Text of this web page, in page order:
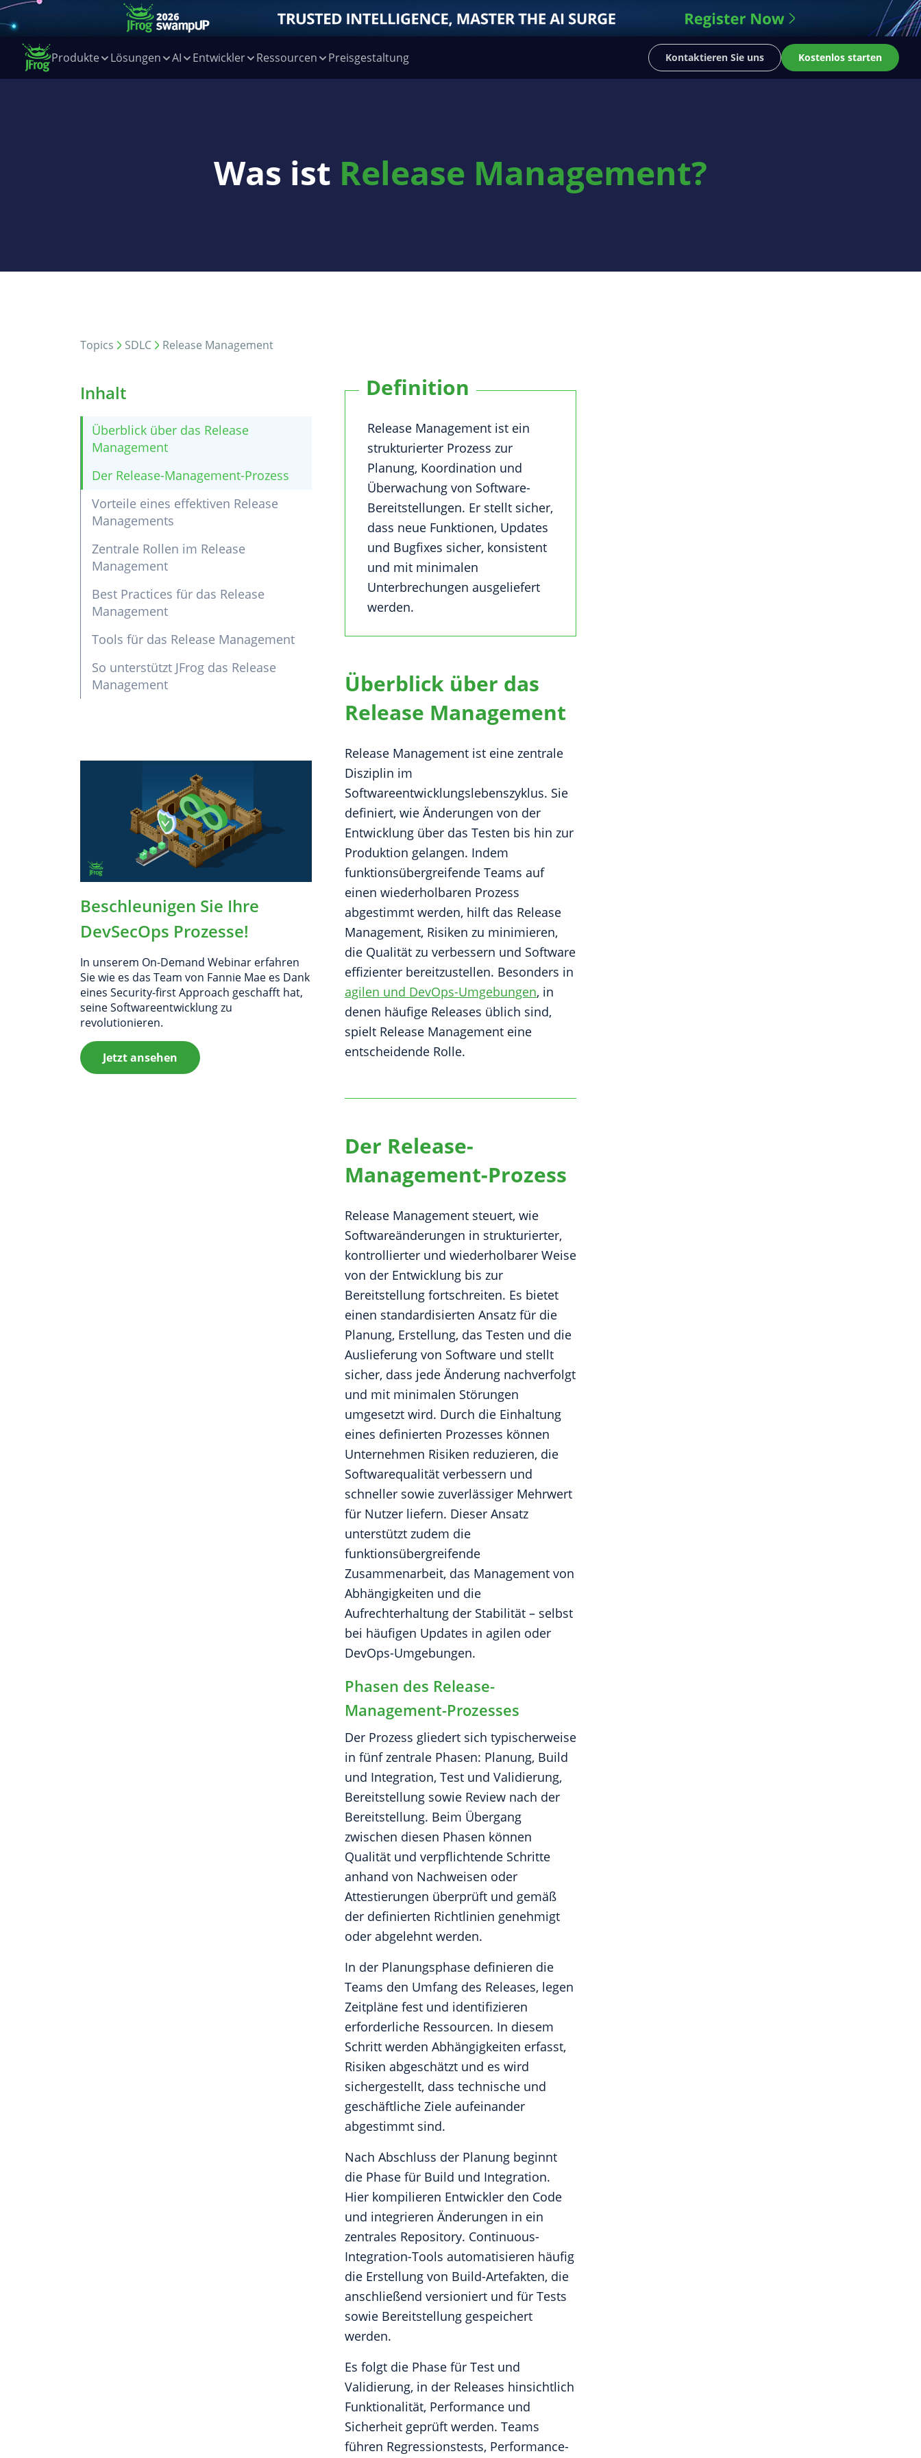
Produkte Lösungen AI Entwickler Ressourcen Preisgestaltung Kontaktieren Sie uns Kostenlos starten
Was ist Release Management?
Topics SDLC Release Management
Inhalt
Überblick über das Release
Management
Der Release-Management-Prozess
Vorteile eines effektiven Release
Managements
Zentrale Rollen im Release
Management
Best Practices für das Release
Management
Tools für das Release Management
So unterstützt JFrog das Release
Management
Beschleunigen Sie Ihre
DevSecOps Prozesse!
In unserem On-Demand Webinar erfahren
Sie wie es das Team von Fannie Mae es Dank
eines Security-first Approach geschafft hat,
seine Softwareentwicklung zu
revolutionieren.
Jetzt ansehen
Definition
Release Management ist ein
strukturierter Prozess zur
Planung, Koordination und
Überwachung von Software-
Bereitstellungen. Er stellt sicher,
dass neue Funktionen, Updates
und Bugfixes sicher, konsistent
und mit minimalen
Unterbrechungen ausgeliefert
werden.
Überblick über das
Release Management
Release Management ist eine zentrale
Disziplin im
Softwareentwicklungslebenszyklus. Sie
definiert, wie Änderungen von der
Entwicklung über das Testen bis hin zur
Produktion gelangen. Indem
funktionsübergreifende Teams auf
einen wiederholbaren Prozess
abgestimmt werden, hilft das Release
Management, Risiken zu minimieren,
die Qualität zu verbessern und Software
effizienter bereitzustellen. Besonders in
agilen und DevOps-Umgebungen, in
denen häufige Releases üblich sind,
spielt Release Management eine
entscheidende Rolle.
Der Release-
Management-Prozess
Release Management steuert, wie
Softwareänderungen in strukturierter,
kontrollierter und wiederholbarer Weise
von der Entwicklung bis zur
Bereitstellung fortschreiten. Es bietet
einen standardisierten Ansatz für die
Planung, Erstellung, das Testen und die
Auslieferung von Software und stellt
sicher, dass jede Änderung nachverfolgt
und mit minimalen Störungen
umgesetzt wird. Durch die Einhaltung
eines definierten Prozesses können
Unternehmen Risiken reduzieren, die
Softwarequalität verbessern und
schneller sowie zuverlässiger Mehrwert
für Nutzer liefern. Dieser Ansatz
unterstützt zudem die
funktionsübergreifende
Zusammenarbeit, das Management von
Abhängigkeiten und die
Aufrechterhaltung der Stabilität – selbst
bei häufigen Updates in agilen oder
DevOps-Umgebungen.
Phasen des Release-
Management-Prozesses
Der Prozess gliedert sich typischerweise
in fünf zentrale Phasen: Planung, Build
und Integration, Test und Validierung,
Bereitstellung sowie Review nach der
Bereitstellung. Beim Übergang
zwischen diesen Phasen können
Qualität und verpflichtende Schritte
anhand von Nachweisen oder
Attestierungen überprüft und gemäß
der definierten Richtlinien genehmigt
oder abgelehnt werden.
In der Planungsphase definieren die
Teams den Umfang des Releases, legen
Zeitpläne fest und identifizieren
erforderliche Ressourcen. In diesem
Schritt werden Abhängigkeiten erfasst,
Risiken abgeschätzt und es wird
sichergestellt, dass technische und
geschäftliche Ziele aufeinander
abgestimmt sind.
Nach Abschluss der Planung beginnt
die Phase für Build und Integration.
Hier kompilieren Entwickler den Code
und integrieren Änderungen in ein
zentrales Repository. Continuous-
Integration-Tools automatisieren häufig
die Erstellung von Build-Artefakten, die
anschließend versioniert und für Tests
sowie Bereitstellung gespeichert
werden.
Es folgt die Phase für Test und
Validierung, in der Releases hinsichtlich
Funktionalität, Performance und
Sicherheit geprüft werden. Teams
führen Regressionstests, Performance-